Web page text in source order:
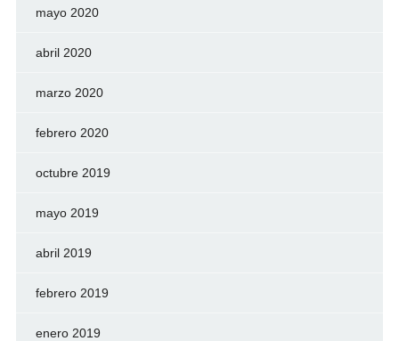
mayo 2020
abril 2020
marzo 2020
febrero 2020
octubre 2019
mayo 2019
abril 2019
febrero 2019
enero 2019